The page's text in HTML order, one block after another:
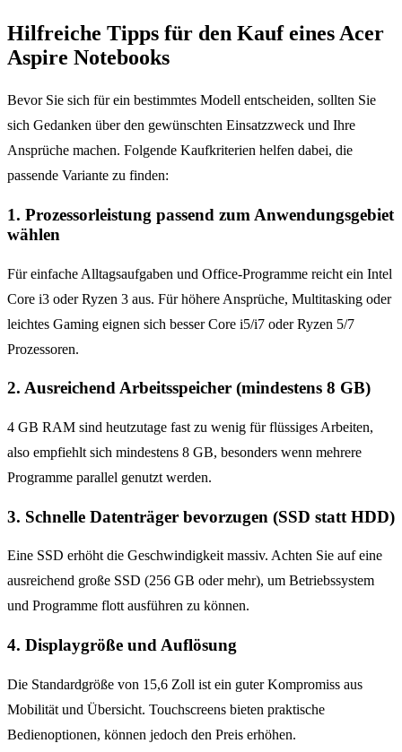
Hilfreiche Tipps für den Kauf eines Acer
Aspire Notebooks
Bevor Sie sich für ein bestimmtes Modell entscheiden, sollten Sie
sich Gedanken über den gewünschten Einsatzzweck und Ihre
Ansprüche machen. Folgende Kaufkriterien helfen dabei, die
passende Variante zu finden:
1. Prozessorleistung passend zum Anwendungsgebiet
wählen
Für einfache Alltagsaufgaben und Office-Programme reicht ein Intel
Core i3 oder Ryzen 3 aus. Für höhere Ansprüche, Multitasking oder
leichtes Gaming eignen sich besser Core i5/i7 oder Ryzen 5/7
Prozessoren.
2. Ausreichend Arbeitsspeicher (mindestens 8 GB)
4 GB RAM sind heutzutage fast zu wenig für flüssiges Arbeiten,
also empfiehlt sich mindestens 8 GB, besonders wenn mehrere
Programme parallel genutzt werden.
3. Schnelle Datenträger bevorzugen (SSD statt HDD)
Eine SSD erhöht die Geschwindigkeit massiv. Achten Sie auf eine
ausreichend große SSD (256 GB oder mehr), um Betriebssystem
und Programme flott ausführen zu können.
4. Displaygröße und Auflösung
Die Standardgröße von 15,6 Zoll ist ein guter Kompromiss aus
Mobilität und Übersicht. Touchscreens bieten praktische
Bedienoptionen, können jedoch den Preis erhöhen.